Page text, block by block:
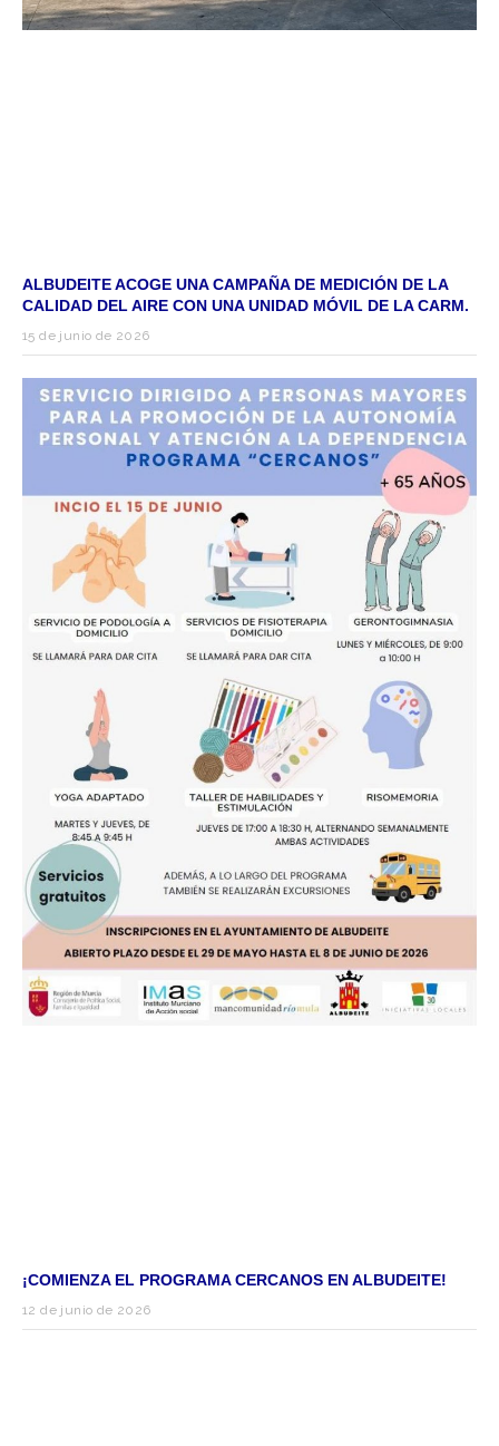
ALBUDEITE ACOGE UNA CAMPAÑA DE MEDICIÓN DE LA
CALIDAD DEL AIRE CON UNA UNIDAD MÓVIL DE LA CARM.
15 de junio de 2026
¡COMIENZA EL PROGRAMA CERCANOS EN ALBUDEITE!
12 de junio de 2026